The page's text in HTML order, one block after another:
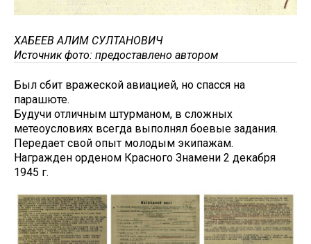
ХАБЕЕВ АЛИМ СУЛТАНОВИЧ
Источник фото: предоставлено автором
Был сбит вражеской авиацией, но спасся на
парашюте.
Будучи отличным штурманом, в сложных
метеоусловиях всегда выполнял боевые задания.
Передает свой опыт молодым экипажам.
Награжден орденом Красного Знамени 2 декабря
1945 г.